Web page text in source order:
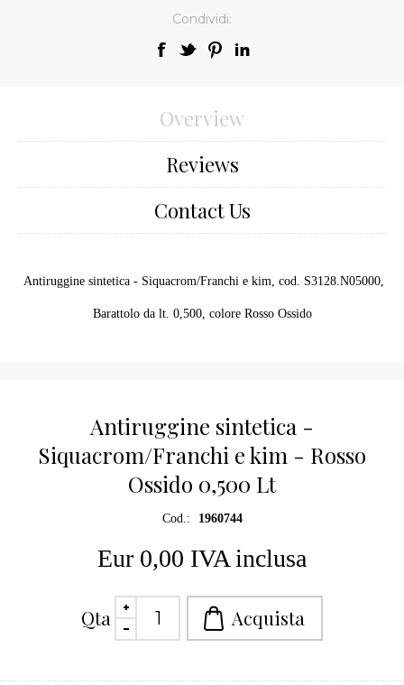
Condividi:
Overview
Reviews
Contact Us
Antiruggine sintetica - Siquacrom/Franchi e kim, cod. S3128.N05000,
Barattolo da lt. 0,500, colore Rosso Ossido
Antiruggine sintetica -
Siquacrom/Franchi e kim - Rosso
Ossido 0,500 Lt
Cod.: 1960744
Eur 0,00 IVA inclusa
Qta